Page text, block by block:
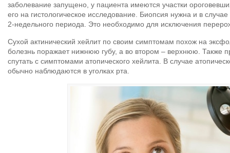
заболевание запущено, у пациента имеются участки
его на гистологическое исследование. Биопсия нужна и в
2-недельного периода. Это необходимо для исключения
Сухой актинический хейлит по своим симптомам похож на
болезнь поражает нижнюю губу, а во втором – верхнюю. Также
спутать с симптомами атопического хейлита. В случае
обычно наблюдаются в уголках рта.